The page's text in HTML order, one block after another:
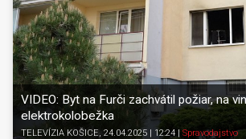
VIDEO: Byt na Furči zachvátil požiar, na
elektrokolobežka
TELEVÍZIA KOŠICE, 24.04.2025 | 12:24 | Spravodajstvo